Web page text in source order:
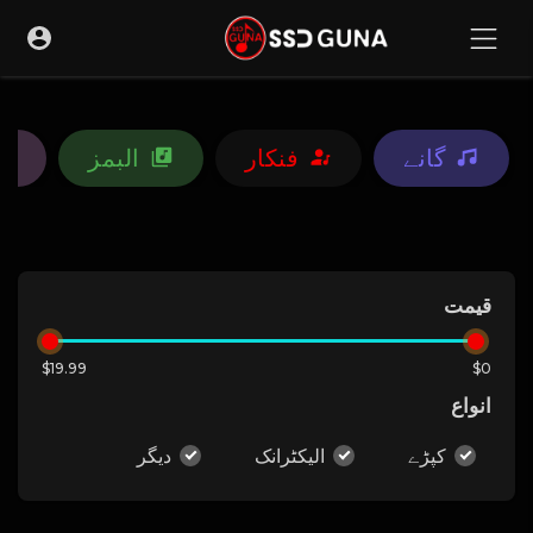
گانے فنکار البمز
قیمت
$0
$19.99
انواع
کپڑے الیکٹرانک دیگر